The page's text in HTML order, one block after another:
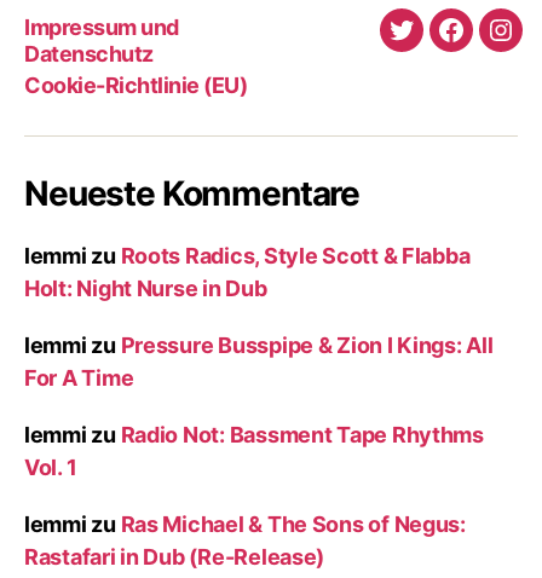
Impressum und
Datenschutz
Cookie-Richtlinie (EU)
Twitter
Neueste Kommentare
lemmi zu Roots Radics, Style Scott & Flabba
Holt: Night Nurse in Dub
lemmi zu Pressure Busspipe & Zion I Kings: All
For A Time
lemmi zu Radio Not: Bassment Tape Rhythms
Vol. 1
lemmi zu Ras Michael & The Sons of Negus:
Rastafari in Dub (Re-Release)